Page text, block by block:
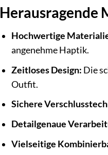
Herausragende
Hochwertige
angenehme Haptik.
Zeitloses Design: Die
Outfit.
Sichere
Detailgenaue
Vielseitige